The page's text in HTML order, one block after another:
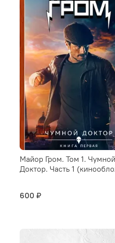
Майор Гром. Том 1. Чумной
Доктор. Часть 1
600 ₽